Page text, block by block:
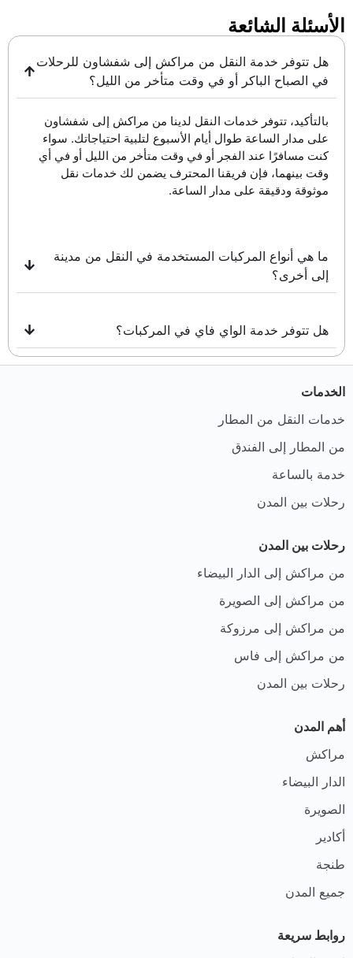
الأسئلة الشائعة
هل تتوفر خدمة النقل من مراكش إلى شفشاون للرحلات
في الصباح الباكر أو في وقت متأخر من الليل؟
بالتأكيد، تتوفر خدمات النقل لدينا من مراكش إلى شفشاون
على مدار الساعة طوال أيام الأسبوع لتلبية احتياجاتك. سواء
كنت مسافرًا عند الفجر أو في وقت متأخر من الليل أو في أي
وقت بينهما، فإن فريقنا المحترف يضمن لك خدمات نقل
موثوقة ودقيقة على مدار الساعة.
ما هي أنواع المركبات المستخدمة في النقل من مدينة
إلى أخرى؟
هل تتوفر خدمة الواي فاي في المركبات؟
الخدمات
خدمات النقل من المطار
من المطار إلى الفندق
خدمة بالساعة
رحلات بين المدن
رحلات بين المدن
من مراكش إلى الدار البيضاء
من مراكش إلى الصويرة
من مراكش إلى مرزوكة
من مراكش إلى فاس
رحلات بين المدن
أهم المدن
مراكش
الدار البيضاء
الصويرة
أكادير
طنجة
جميع المدن
روابط سريعة